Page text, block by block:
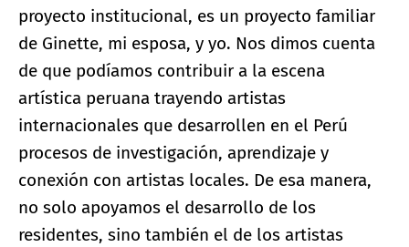
proyecto institucional, es un proyecto familiar
de Ginette, mi esposa, y yo. Nos dimos cuenta
de que podíamos contribuir a la escena
artística peruana trayendo artistas
internacionales que desarrollen en el Perú
procesos de investigación, aprendizaje y
conexión con artistas locales. De esa manera,
no solo apoyamos el desarrollo de los
residentes, sino también el de los artistas